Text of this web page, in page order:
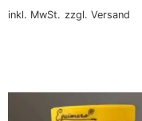
inkl. MwSt. zzgl. Versand